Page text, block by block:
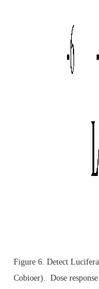
Figure 6. Detect
Cobioer).
Dose